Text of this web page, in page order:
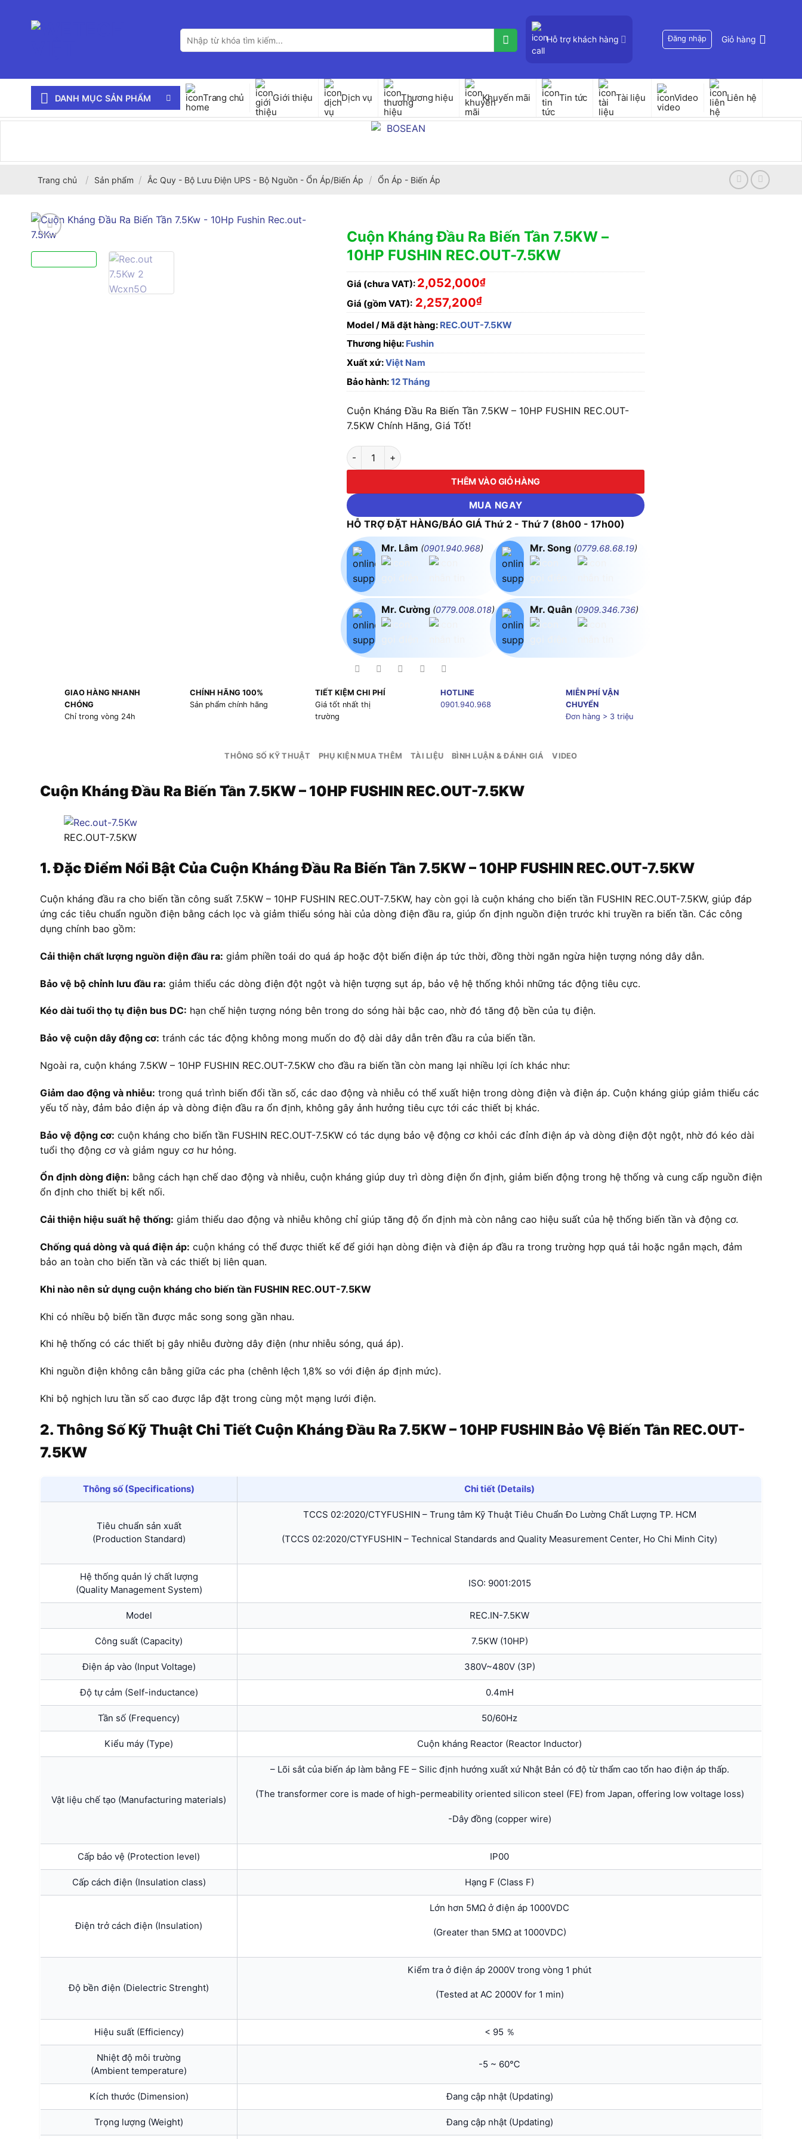
Tìm
kiếm:
Hỗ trợ khách hàng Đăng nhập Giỏ hàng
DANH MỤC SẢN PHẨM Trang chủ Giới thiệu Dịch vụ Thương hiệu Khuyến mãi Tin tức Tài liệu Video Liên hệ
Trang chủ / Sản phẩm / Ắc Quy - Bộ Lưu Điện UPS - Bộ Nguồn - Ổn Áp/Biến Áp / Ổn Áp - Biến Áp
Cuộn Kháng Đầu Ra Biến Tần 7.5KW –
10HP FUSHIN REC.OUT-7.5KW
Giá (chưa VAT): 2,052,000₫
Giá (gồm VAT): 2,257,200₫
Model / Mã đặt hàng: REC.OUT-7.5KW
Thương hiệu: Fushin
Xuất xứ:Việt Nam
Bảo hành:12 Tháng
Cuộn Kháng Đầu Ra Biến Tần 7.5KW – 10HP FUSHIN REC.OUT-
7.5KW Chính Hãng, Giá Tốt!
Cuộn Kháng Đầu Ra Biến Tần 7.5KW - 10HP FUSHIN REC.OUT-7.5KW số lượng
THÊM VÀO GIỎ HÀNG
MUA NGAY
HỖ TRỢ ĐẶT HÀNG/BÁO GIÁ Thứ 2 - Thứ 7 (8h00 - 17h00)
Mr. Lâm (0901.940.968)
Mr. Cường (0779.008.018)
Mr. Song (0779.68.68.19)
Mr. Quân (0909.346.736)
GIAO HÀNG NHANH
CHÓNG
Chỉ trong vòng 24h
CHÍNH HÃNG 100%
Sản phẩm chính hãng
TIẾT KIỆM CHI PHÍ
Giá tốt nhất thị
trường
HOTLINE
0901.940.968
MIỄN PHÍ VẬN
CHUYỂN
Đơn hàng > 3 triệu
THÔNG SỐ KỸ THUẬT PHỤ KIỆN MUA THÊM TÀI LIỆU BÌNH LUẬN & ĐÁNH GIÁ VIDEO
Cuộn Kháng Đầu Ra Biến Tần 7.5KW – 10HP FUSHIN REC.OUT-7.5KW
REC.OUT-7.5KW
1. Đặc Điểm Nổi Bật Của Cuộn Kháng Đầu Ra Biến Tần 7.5KW – 10HP FUSHIN REC.OUT-7.5KW
Cuộn kháng đầu ra cho biến tần công suất 7.5KW – 10HP FUSHIN REC.OUT-7.5KW, hay còn gọi là cuộn kháng cho biến tần FUSHIN REC.OUT-7.5KW, giúp đáp
ứng các tiêu chuẩn nguồn điện bằng cách lọc và giảm thiểu sóng hài của dòng điện đầu ra, giúp ổn định nguồn điện trước khi truyền ra biến tần. Các công
dụng chính bao gồm:
Cải thiện chất lượng nguồn điện đầu ra: giảm phiền toái do quá áp hoặc đột biến điện áp tức thời, đồng thời ngăn ngừa hiện tượng nóng dây dẫn.
Bảo vệ bộ chỉnh lưu đầu ra: giảm thiểu các dòng điện đột ngột và hiện tượng sụt áp, bảo vệ hệ thống khỏi những tác động tiêu cực.
Kéo dài tuổi thọ tụ điện bus DC: hạn chế hiện tượng nóng bên trong do sóng hài bậc cao, nhờ đó tăng độ bền của tụ điện.
Bảo vệ cuộn dây động cơ: tránh các tác động không mong muốn do độ dài dây dẫn trên đầu ra của biến tần.
Ngoài ra, cuộn kháng 7.5KW – 10HP FUSHIN REC.OUT-7.5KW cho đầu ra biến tần còn mang lại nhiều lợi ích khác như:
Giảm dao động và nhiễu: trong quá trình biến đổi tần số, các dao động và nhiễu có thể xuất hiện trong dòng điện và điện áp. Cuộn kháng giúp giảm thiểu các
yếu tố này, đảm bảo điện áp và dòng điện đầu ra ổn định, không gây ảnh hưởng tiêu cực tới các thiết bị khác.
Bảo vệ động cơ: cuộn kháng cho biến tần FUSHIN REC.OUT-7.5KW có tác dụng bảo vệ động cơ khỏi các đỉnh điện áp và dòng điện đột ngột, nhờ đó kéo dài
tuổi thọ động cơ và giảm nguy cơ hư hỏng.
Ổn định dòng điện: bằng cách hạn chế dao động và nhiễu, cuộn kháng giúp duy trì dòng điện ổn định, giảm biến động trong hệ thống và cung cấp nguồn điện
ổn định cho thiết bị kết nối.
Cải thiện hiệu suất hệ thống: giảm thiểu dao động và nhiễu không chỉ giúp tăng độ ổn định mà còn nâng cao hiệu suất của hệ thống biến tần và động cơ.
Chống quá dòng và quá điện áp: cuộn kháng có thể được thiết kế để giới hạn dòng điện và điện áp đầu ra trong trường hợp quá tải hoặc ngắn mạch, đảm
bảo an toàn cho biến tần và các thiết bị liên quan.
Khi nào nên sử dụng cuộn kháng cho biến tần FUSHIN REC.OUT-7.5KW
Khi có nhiều bộ biến tần được mắc song song gần nhau.
Khi hệ thống có các thiết bị gây nhiễu đường dây điện (như nhiễu sóng, quá áp).
Khi nguồn điện không cân bằng giữa các pha (chênh lệch 1,8% so với điện áp định mức).
Khi bộ nghịch lưu tần số cao được lắp đặt trong cùng một mạng lưới điện.
2. Thông Số Kỹ Thuật Chi Tiết Cuộn Kháng Đầu Ra 7.5KW – 10HP FUSHIN Bảo Vệ Biến Tần REC.OUT-
7.5KW
Thông số (Specifications) Chi tiết (Details)
Tiêu chuẩn sản xuất
(Production Standard)
TCCS 02:2020/CTYFUSHIN – Trung tâm Kỹ Thuật Tiêu Chuẩn Đo Lường Chất Lượng TP. HCM
(TCCS 02:2020/CTYFUSHIN – Technical Standards and Quality Measurement Center, Ho Chi Minh City)
Hệ thống quản lý chất lượng
(Quality Management System)
ISO: 9001:2015
Model REC.IN-7.5KW
Công suất (Capacity) 7.5KW (10HP)
Điện áp vào (Input Voltage) 380V~480V (3P)
Độ tự cảm (Self-inductance) 0.4mH
Tần số (Frequency) 50/60Hz
Kiểu máy (Type) Cuộn kháng Reactor (Reactor Inductor)
Vật liệu chế tạo (Manufacturing materials)
– Lõi sắt của biến áp làm bằng FE – Silic định hướng xuất xứ Nhật Bản có độ từ thẩm cao tổn hao điện áp thấp.
(The transformer core is made of high-permeability oriented silicon steel (FE) from Japan, offering low voltage loss)
-Dây đồng (copper wire)
Cấp bảo vệ (Protection level) IP00
Cấp cách điện (Insulation class) Hạng F (Class F)
Điện trở cách điện (Insulation)
Lớn hơn 5MΩ ở điện áp 1000VDC
(Greater than 5MΩ at 1000VDC)
Độ bền điện (Dielectric Strenght)
Kiểm tra ở điện áp 2000V trong vòng 1 phút
(Tested at AC 2000V for 1 min)
Hiệu suất (Efficiency) < 95 ％
Nhiệt độ môi trường
(Ambient temperature)
-5 ~ 60℃
Kích thước (Dimension) Đang cập nhật (Updating)
Trọng lượng (Weight) Đang cập nhật (Updating)